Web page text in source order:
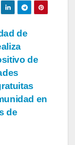
de
de
en
de